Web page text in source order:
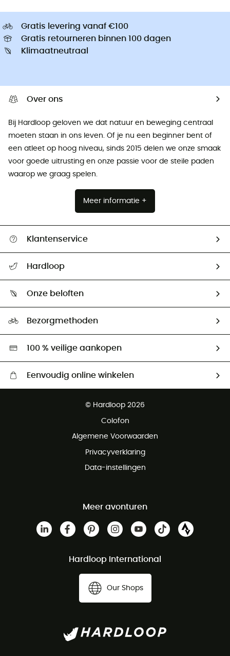
Gratis levering vanaf €100
Gratis retourneren binnen 100 dagen
Klimaatneutraal
Over ons
Bij Hardloop geloven we dat natuur en beweging centraal
moeten staan ​​in ons leven. Of je nu een beginner bent of
een atleet op hoog niveau, sinds 2015 delen we onze smaak
voor goede uitrusting en onze passie voor de steile paden
waarop we graag spelen.
Meer informatie +
Klantenservice
Retourzendingen & Terugbetalingen
Hardloop
Ambassadeurs
Onze beloften
Hardgreen
Bezorgmethoden
100 % veilige aankopen
Eenvoudig online winkelen
Gratis retourneren binnen 100 dagen
© Hardloop 2026
Colofon
Algemene Voorwaarden
Privacyverklaring
Data-instellingen
Meer avonturen
Hardloop International
Our Shops